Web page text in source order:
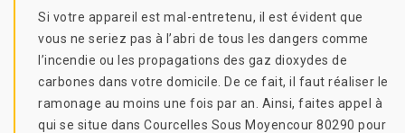
Si votre appareil est mal-entretenu, il est évident que
vous ne seriez pas à l’abri de tous les dangers comme
l’incendie ou les propagations des gaz dioxydes de
carbones dans votre domicile. De ce fait, il faut réaliser le
ramonage au moins une fois par an. Ainsi, faites appel à
qui se situe dans Courcelles Sous Moyencour 80290 pour